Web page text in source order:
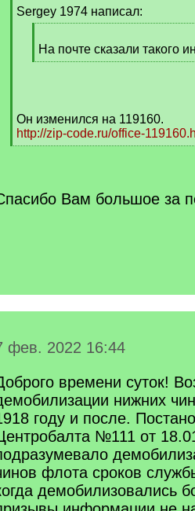
q
Sergey 1974 написал:
q
]
На почте сказали такого
[
Он изменился на 119160.
http://zip-code.ru/office-
[
Вам большое за
фев. 2022 16:44
времени суток!
нижних
году и после.
№111 от
флота сроков
демобилизовались